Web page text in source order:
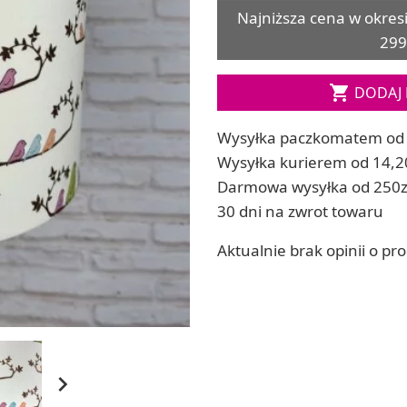
ręcznych
Zestawy do kul do kąpieli
Soda, kwasek, formy do kul do kąpieli
RZEŹBA, GLINY I ODLEWY
Odlewy dekoracyjne
Tworzenie z gliny polimerowej
Modelowanie dla dzieci

Najniższa cena w
 DODAJ
Wysyłka paczkomatem od
Wysyłka kurierem od
Darmowa wysyłka od
30 dni na zwrot towaru
Aktualnie brak opinii o